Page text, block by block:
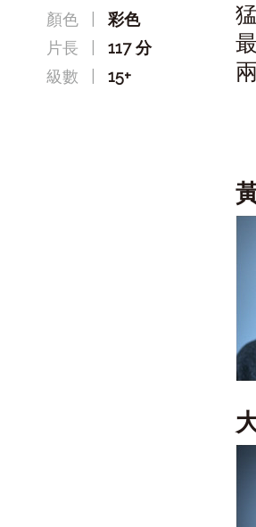
顏色
彩色
片長
117 分
級數
15+